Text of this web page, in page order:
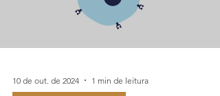
Load video